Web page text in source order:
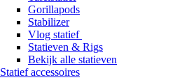
Gorillapods
Stabilizer
Vlog statief
Statieven & Rigs
Bekijk alle statieven
Statief accessoires